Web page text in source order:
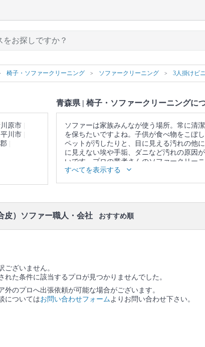
椅子・ソファークリーニング ソファークリーニング 3人掛けビ
原市
平川市
青森県 | 椅子・ソファークリーニングに
ソファーは家族みんなが使う場所。常に清
を保ちたいですよね。子供が食べ物をこぼし
ペットが汚したりと、目に見える汚れの他
に見えない埃や手垢、ダニなど汚れの原因
いです。プロの業者さんのソファークリー
ら、落ちないと思っていたシミや臭い、ダニ
▼表示価格に含まれる椅子・ソファークリー
の作業範囲
すべてを表示する
皮）ソファー職人・会社 おすすめ順
ございません。
れた条件に該当するプロが見つかりませんでした。
外のプロへ出張依頼が可能な場合がございます。
についてはお問い合わせフォームよりお問い合わせ下さい。